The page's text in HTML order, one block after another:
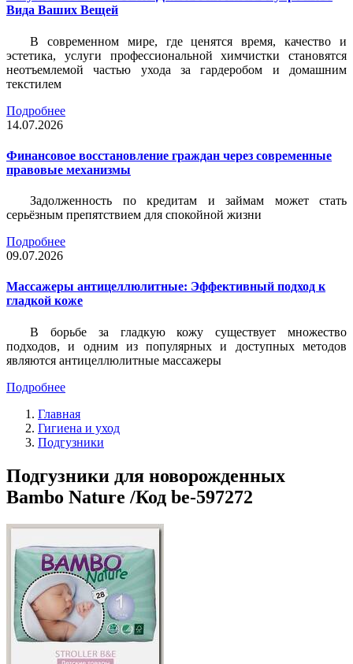
Вида Ваших Вещей
В современном мире, где ценятся время, качество и
эстетика, услуги профессиональной химчистки становятся
неотъемлемой частью ухода за гардеробом и домашним
текстилем
Подробнее
14.07.2026
Финансовое восстановление граждан через современные
правовые механизмы
Задолженность по кредитам и займам может стать
серьёзным препятствием для спокойной жизни
Подробнее
09.07.2026
Массажеры антицеллюлитные: Эффективный подход к
гладкой коже
В борьбе за гладкую кожу существует множество
подходов, и одним из популярных и доступных методов
являются антицеллюлитные массажеры
Подробнее
Главная
Гигиена и уход
Подгузники
Подгузники для новорожденных
Bambo Nature /Код be-597272